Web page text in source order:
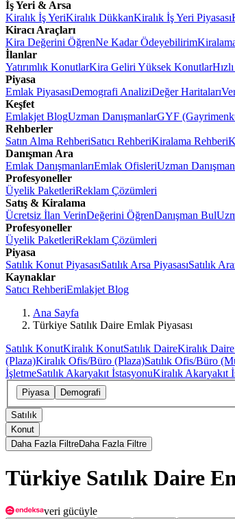
İş Yeri & Arsa
Kiralık İş YeriKiralık DükkanKiralık İş Yeri Piyasası
Kiracı Araçları
Kira Değerini ÖğrenNe Kadar Ödeyebilirim
İlanlar
Yatırımlık KonutlarKira Geliri Yüksek Konutlar
Piyasa
Emlak PiyasasıDemografi AnaliziDeğer Haritaları
Keşfet
Emlakjet BlogUzman DanışmanlarGYF
Rehberler
Satın Alma RehberiSatıcı RehberiKiralama Rehberi
Danışman Ara
Emlak DanışmanlarıEmlak OfisleriUzman
Profesyoneller
Üyelik PaketleriReklam Çözümleri
Satış & Kiralama
Ücretsiz İlan VerinDeğerini ÖğrenDanışman Bul
Profesyoneller
Üyelik PaketleriReklam Çözümleri
Piyasa
Satılık Konut PiyasasıSatılık Arsa PiyasasıSatılık
Kaynaklar
Satıcı RehberiEmlakjet Blog
Ana Sayfa
Türkiye Satılık Daire Emlak Piyasası
Satılık KonutKiralık KonutSatılık DaireKiralık Daire
(Plaza)Kiralık Ofis/Büro (Plaza)Satılık Ofis/Büro
İşletmeSatılık Akaryakıt İstasyonuKiralık Akaryakıt
Piyasa Demografi
Satılık
Konut
Daha Fazla FiltreDaha Fazla Filtre
Türkiye Satılık Daire
veri gücüyle